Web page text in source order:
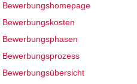
Bewerbungshomepage
Bewerbungskosten
Bewerbungsphasen
Bewerbungsprozess
Bewerbungsübersicht